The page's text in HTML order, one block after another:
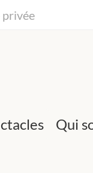
privée
Qui